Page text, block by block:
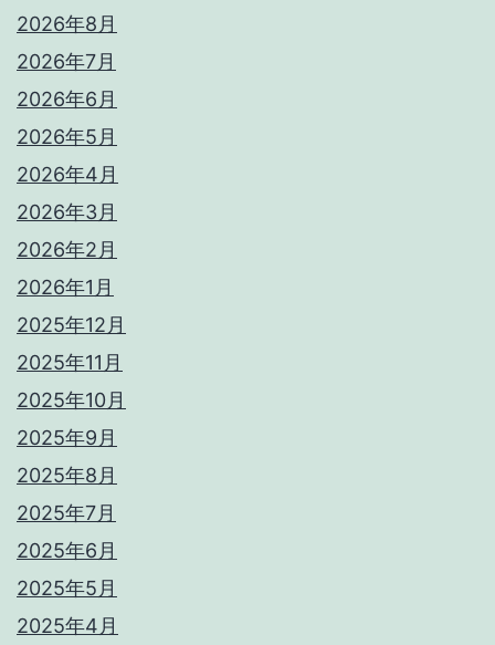
2026年8月
2026年7月
2026年6月
2026年5月
2026年4月
2026年3月
2026年2月
2026年1月
2025年12月
2025年11月
2025年10月
2025年9月
2025年8月
2025年7月
2025年6月
2025年5月
2025年4月